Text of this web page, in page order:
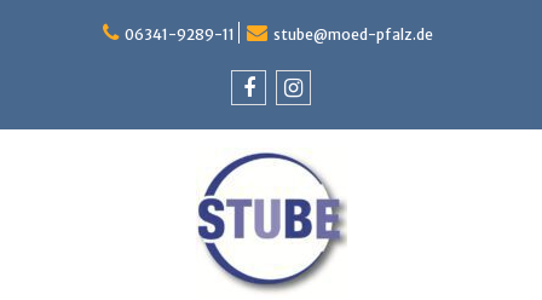
06341-9289-11 stube@moed-pfalz.de